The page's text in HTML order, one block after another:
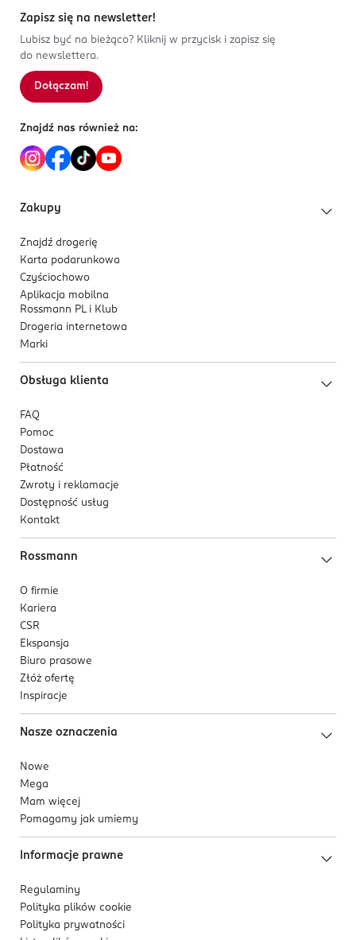
Zapisz się na newsletter!
Lubisz być na bieżąco? Kliknij w przycisk i zapisz się
do newslettera.
Dołączam!
Znajdź nas również na:
Zakupy
Znajdź drogerię
Karta podarunkowa
Czyściochowo
Aplikacja mobilna
Rossmann PL i Klub
Drogeria internetowa
Marki
Obsługa klienta
FAQ
Pomoc
Dostawa
Płatność
Zwroty i reklamacje
Dostępność usług
Kontakt
Rossmann
O firmie
Kariera
CSR
Ekspansja
Biuro prasowe
Złóż ofertę
Inspiracje
Nasze oznaczenia
Nowe
Mega
Mam więcej
Pomagamy jak umiemy
Informacje prawne
Regulaminy
Polityka plików cookie
Polityka prywatności